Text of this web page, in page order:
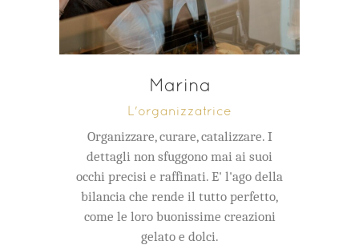
Marina
L'organizzatrice
Organizzare, curare, catalizzare. I
dettagli non sfuggono mai ai suoi
occhi precisi e raffinati. E' l'ago della
bilancia che rende il tutto perfetto,
come le loro buonissime creazioni
gelato e dolci.